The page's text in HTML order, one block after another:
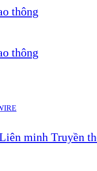
thông
thông
minh Truyền